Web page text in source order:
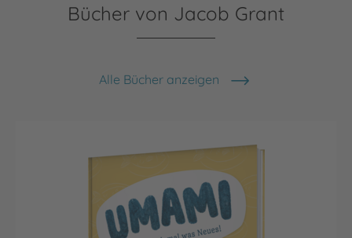
Bücher von Jacob Grant
Alle Bücher anzeigen